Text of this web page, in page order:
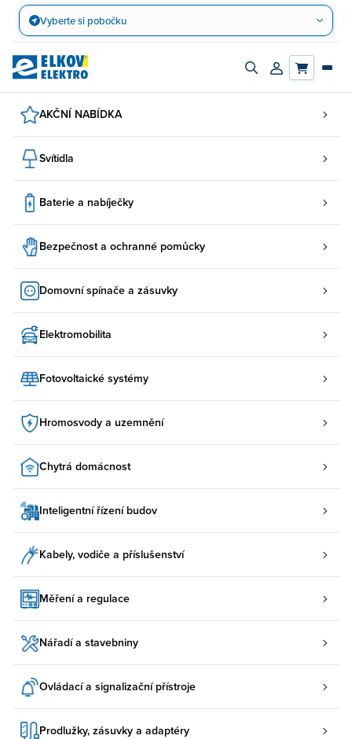
Přejít
obsah
Vyberte si pobočku
Zapnout/vypnout
Přihlásit/
AKČNÍ NABÍDKA
Svítidla
Baterie a nabíječky
Bezpečnost a ochranné pomůcky
Domovní spínače a zásuvky
Elektromobilita
Fotovoltaické systémy
Hromosvody a uzemnění
Chytrá domácnost
Inteligentní řízení budov
Kabely, vodiče a příslušenství
Měření a regulace
Nářadí a stavebniny
Ovládací a signalizační přístroje
Prodlužky, zásuvky a adaptéry